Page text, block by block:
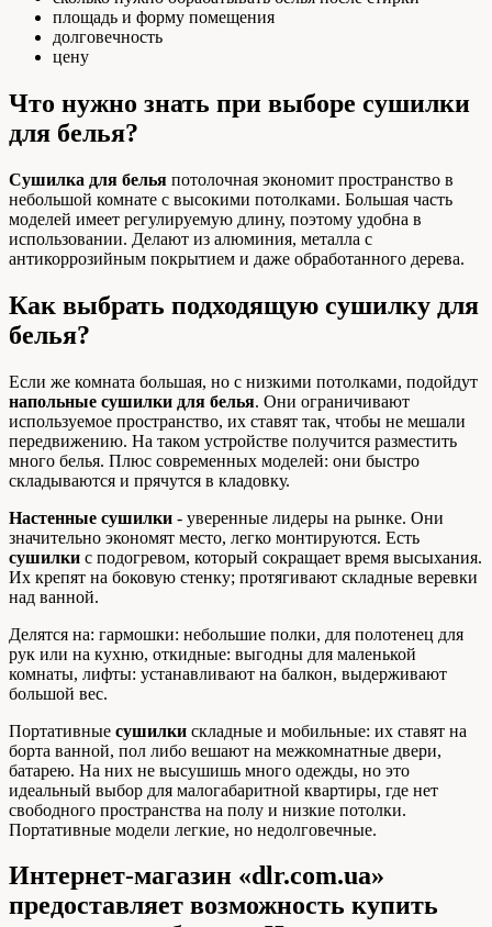
площадь и форму помещения
долговечность
цену
Что нужно знать при выборе сушилки
для белья?
Сушилка для белья потолочная экономит пространство в
небольшой комнате с высокими потолками. Большая часть
моделей имеет регулируемую длину, поэтому удобна в
использовании. Делают из алюминия, металла с
антикоррозийным покрытием и даже обработанного дерева.
Как выбрать подходящую сушилку для
белья?
Если же комната большая, но с низкими потолками, подойдут
напольные сушилки для белья. Они ограничивают
используемое пространство, их ставят так, чтобы не мешали
передвижению. На таком устройстве получится разместить
много белья. Плюс современных моделей: они быстро
складываются и прячутся в кладовку.
Настенные сушилки - уверенные лидеры на рынке. Они
значительно экономят место, легко монтируются. Есть
сушилки с подогревом, который сокращает время высыхания.
Их крепят на боковую стенку; протягивают складные веревки
над ванной.
Делятся на: гармошки: небольшие полки, для полотенец для
рук или на кухню, откидные: выгодны для маленькой
комнаты, лифты: устанавливают на балкон, выдерживают
большой вес.
Портативные сушилки складные и мобильные: их ставят на
борта ванной, пол либо вешают на межкомнатные двери,
батарею. На них не высушишь много одежды, но это
идеальный выбор для малогабаритной квартиры, где нет
свободного пространства на полу и низкие потолки.
Портативные модели легкие, но недолговечные.
Интернет-магазин «dlr.com.ua»
предоставляет возможность купить